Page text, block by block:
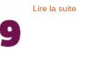
Lire la suite